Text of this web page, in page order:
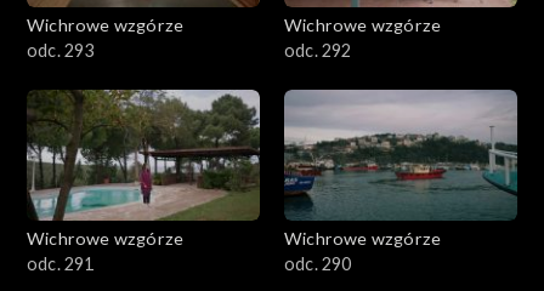
Wichrowe wzgórze
odc. 293
Wichrowe wzgórze
odc. 292
Wichrowe wzgórze
odc. 291
Wichrowe wzgórze
odc. 290